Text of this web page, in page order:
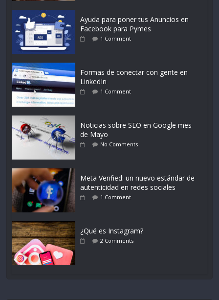
Ayuda para poner tus Anuncios en
Facebook para Pymes
1 Comment
Formas de conectar con gente en
LinkedIn
1 Comment
Noticias sobre SEO en Google mes
de Mayo
No Comments
Meta Verified: un nuevo estándar de
autenticidad en redes sociales
1 Comment
¿Qué es Instagram?
2 Comments